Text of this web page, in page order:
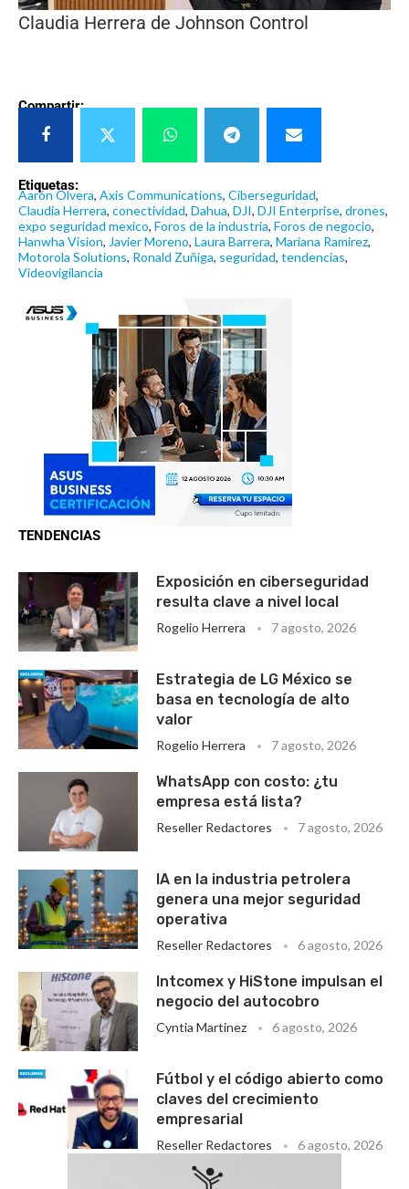
Claudia Herrera de Johnson Control
Compartir:
Etiquetas:
Aarón Olvera, Axis Communications, Ciberseguridad,
Claudia Herrera, conectividad, Dahua, DJI, DJI Enterprise, drones,
expo seguridad mexico, Foros de la industria, Foros de negocio,
Hanwha Vision, Javier Moreno, Laura Barrera, Mariana Ramirez,
Motorola Solutions, Ronald Zuñiga, seguridad, tendencias,
Videovigilancia
TENDENCIAS
Exposición en ciberseguridad
resulta clave a nivel local
Rogelio Herrera 7 agosto, 2026
Estrategia de LG México se
basa en tecnología de alto
valor
Rogelio Herrera 7 agosto, 2026
WhatsApp con costo: ¿tu
empresa está lista?
Reseller Redactores 7 agosto, 2026
IA en la industria petrolera
genera una mejor seguridad
operativa
Reseller Redactores 6 agosto, 2026
Intcomex y HiStone impulsan el
negocio del autocobro
Cyntia Martinez 6 agosto, 2026
Fútbol y el código abierto como
claves del crecimiento
empresarial
Reseller Redactores 6 agosto, 2026